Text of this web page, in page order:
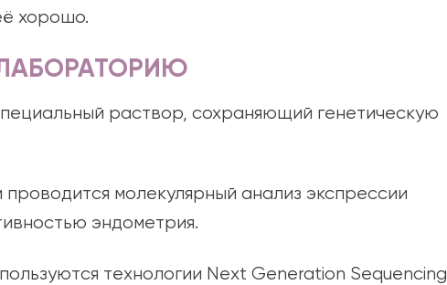
хорошо.
раствор, сохраняющий генетическую
молекулярный анализ экспрессии
эндометрия.
технологии Next Generation Sequencing